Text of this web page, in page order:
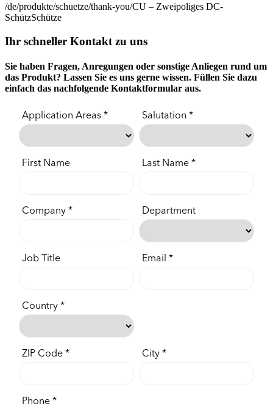
/de/produkte/schuetze/thank-you/CU – Zweipoliges DC-
SchützSchütze
Ihr schneller Kontakt zu uns
Sie haben Fragen, Anregungen oder sonstige Anliegen rund um
das Produkt? Lassen Sie es uns gerne wissen. Füllen Sie dazu
einfach das nachfolgende Kontaktformular aus.